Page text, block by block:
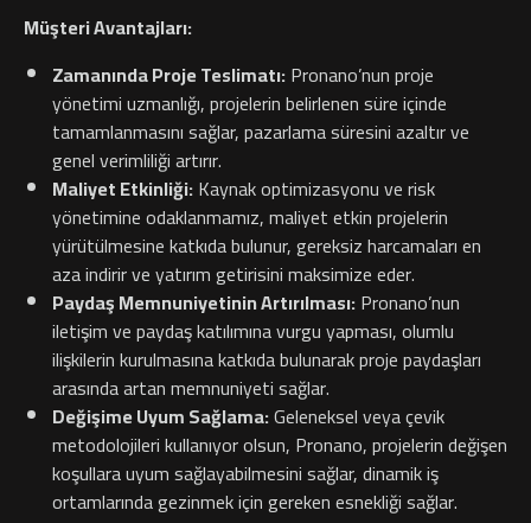
Müşteri Avantajları:
Zamanında Proje Teslimatı:Pronano’nun proje
yönetimi uzmanlığı, projelerin belirlenen süre içinde
tamamlanmasını sağlar, pazarlama süresini azaltır ve
genel verimliliği artırır.
Maliyet Etkinliği:Kaynak optimizasyonu ve risk
yönetimine odaklanmamız, maliyet etkin projelerin
yürütülmesine katkıda bulunur, gereksiz harcamaları en
aza indirir ve yatırım getirisini maksimize eder.
Paydaş Memnuniyetinin Artırılması:Pronano’nun
iletişim ve paydaş katılımına vurgu yapması, olumlu
ilişkilerin kurulmasına katkıda bulunarak proje paydaşları
arasında artan memnuniyeti sağlar.
Değişime Uyum Sağlama:Geleneksel veya çevik
metodolojileri kullanıyor olsun, Pronano, projelerin değişen
koşullara uyum sağlayabilmesini sağlar, dinamik iş
ortamlarında gezinmek için gereken esnekliği sağlar.